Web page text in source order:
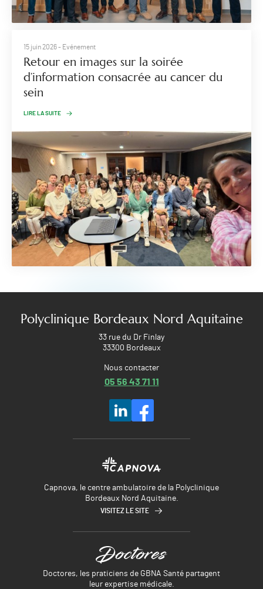
15 juin 2026- Evénement
Retour en images sur la soirée
d’information consacrée au cancer du
sein
LIRE LA SUITE
Polyclinique Bordeaux Nord Aquitaine
33 rue du Dr Finlay
33300 Bordeaux
Nous contacter
05 56 43 71 11
Capnova, le centre ambulatoire de la Polyclinique
Bordeaux Nord Aquitaine.
VISITEZ LE SITE
Doctores, les praticiens de GBNA Santé partagent
leur expertise médicale.